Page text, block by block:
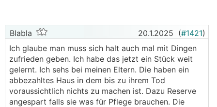
Blabla 20.1.2025 (#1421)
Ich glaube man muss sich halt auch mal mit Dingen
zufrieden geben. Ich habe das jetzt ein Stück weit
gelernt. Ich sehs bei meinen Eltern. Die haben ein
abbezahltes Haus in dem bis zu ihrem Tod
voraussichtlich nichts zu machen ist. Dazu Reserve
angespart falls sie was für Pflege brauchen. Die